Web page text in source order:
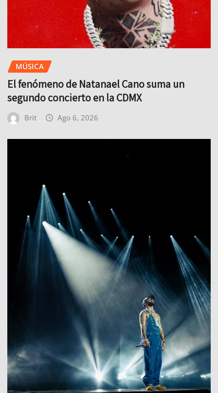
MÚSICA
El fenómeno de Natanael Cano suma un
segundo concierto en la CDMX
Brit Ago 6, 2026